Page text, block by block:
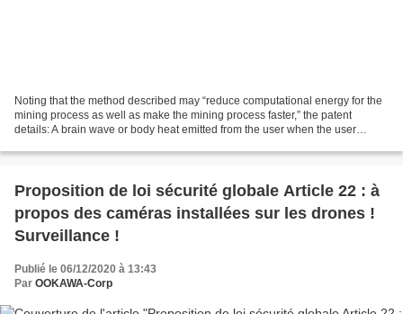
Noting that the method described may “reduce computational energy for the
mining process as well as make the mining process faster,” the patent
details: A brain wave or body heat emitted from the user when the user
Proposition de loi sécurité globale Article 22 : à
propos des caméras installées sur les drones !
Surveillance !
Publié le 06/12/2020 à 13:43
Par OOKAWA-Corp